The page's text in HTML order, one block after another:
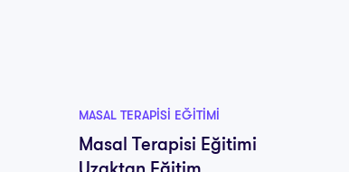
MASAL TERAPISI EĞITIMI
Masal Terapisi Eğitimi